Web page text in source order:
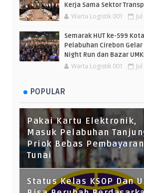
Kerja Sama Sektor
Warta Logistik 001
Semarak HUT ke-599
Pelabuhan Cirebon Gelar
Night Run dan Bazar
Warta Logistik 001
POPULAR
Pakai Kartu Elektronik,
Masuk Pelabuhan
Priok Bebas Pembayaran
Tunai
Status Kelas KSOP Dan